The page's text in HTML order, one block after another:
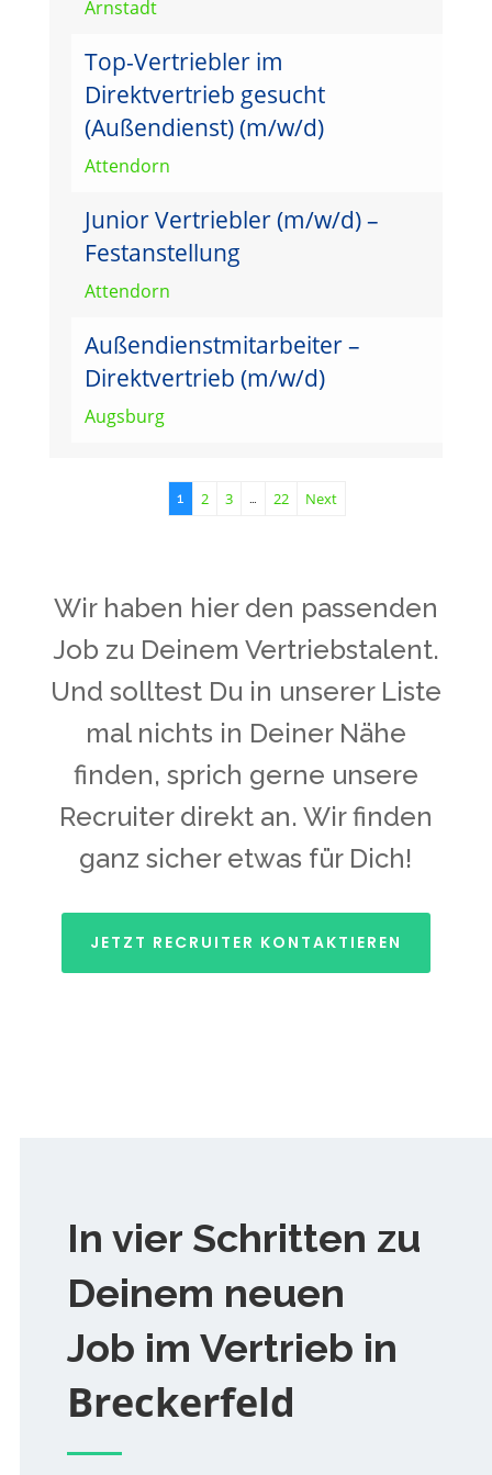
Arnstadt
Top-Vertriebler im
Direktvertrieb gesucht
(Außendienst) (m/w/d)
Attendorn
Junior Vertriebler (m/w/d) –
Festanstellung
Attendorn
Außendienstmitarbeiter –
Direktvertrieb (m/w/d)
Augsburg
1 2 3 … 22 Next
Wir haben hier den passenden
Job zu Deinem Vertriebstalent.
Und solltest Du in unserer Liste
mal nichts in Deiner Nähe
finden, sprich gerne unsere
Recruiter direkt an. Wir finden
ganz sicher etwas für Dich!
JETZT RECRUITER KONTAKTIEREN
In vier Schritten zu
Deinem neuen
Job im Vertrieb in
Breckerfeld